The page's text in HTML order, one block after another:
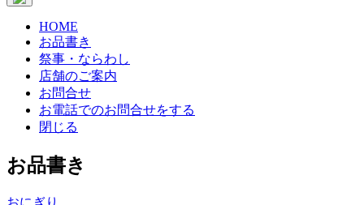
HOME
お品書き
祭事・ならわし
店舗のご案内
お問合せ
お電話でのお問合せをする
閉じる
お品書き
おにぎり